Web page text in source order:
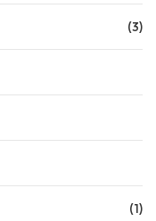
(3)
(1)